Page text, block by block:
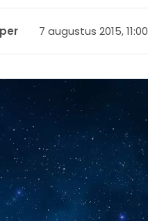
7 augustus 2015, 11:00